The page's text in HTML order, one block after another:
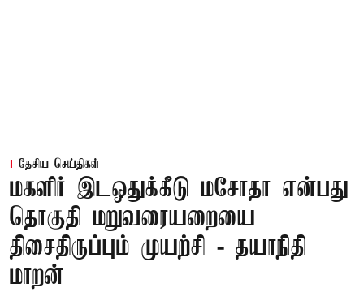
தேசிய செய்திகள்
மகளிர் இடஒதுக்கீடு மசோதா என்பது
தொகுதி மறுவரையறையை
திசைதிருப்பும் முயற்சி - தயாநிதி
மாறன்